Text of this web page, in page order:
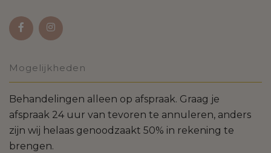
Mogelijkheden
Behandelingen alleen op afspraak. Graag je
afspraak 24 uur van tevoren te annuleren, anders
zijn wij helaas genoodzaakt 50% in rekening te
brengen.